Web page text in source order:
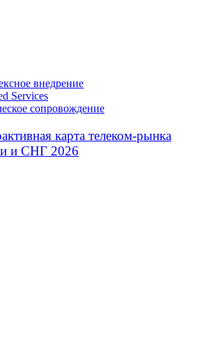
внедрение
Services
сопровождение
карта телеком-рынка
и СНГ 2026